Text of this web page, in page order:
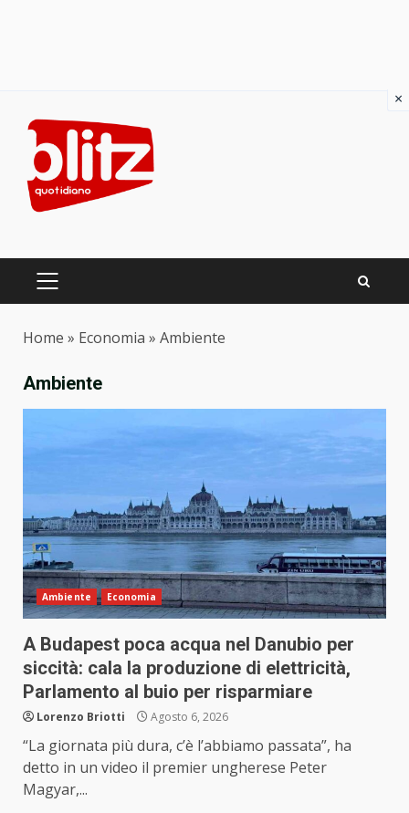
content
PRIMARY
Home » Economia » Ambiente
Ambiente
Ambiente Economia
A Budapest poca acqua nel Danubio per
siccità: cala la produzione di elettricità,
Parlamento al buio per risparmiare
Lorenzo Briotti Agosto 6, 2026
“La giornata più dura, c’è l’abbiamo passata”, ha
detto in un video il premier ungherese Peter
Magyar,...
×